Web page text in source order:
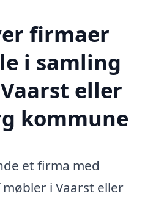
firmaer
i samling
eller
kommune
et firma med
i Vaarst eller